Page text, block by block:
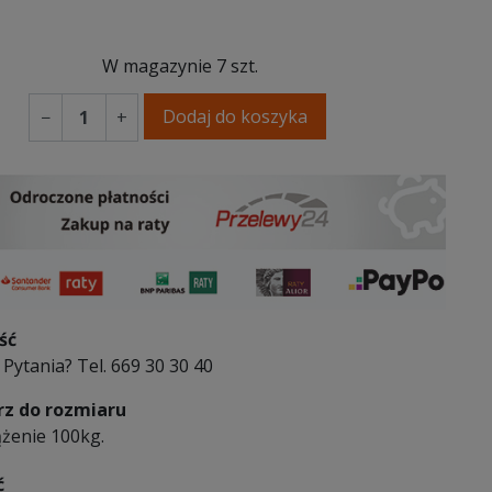
dąb
W magazynie 7 szt.
− + Dodaj do koszyka
Tel. 669 30 30 40
do rozmiaru
100kg.